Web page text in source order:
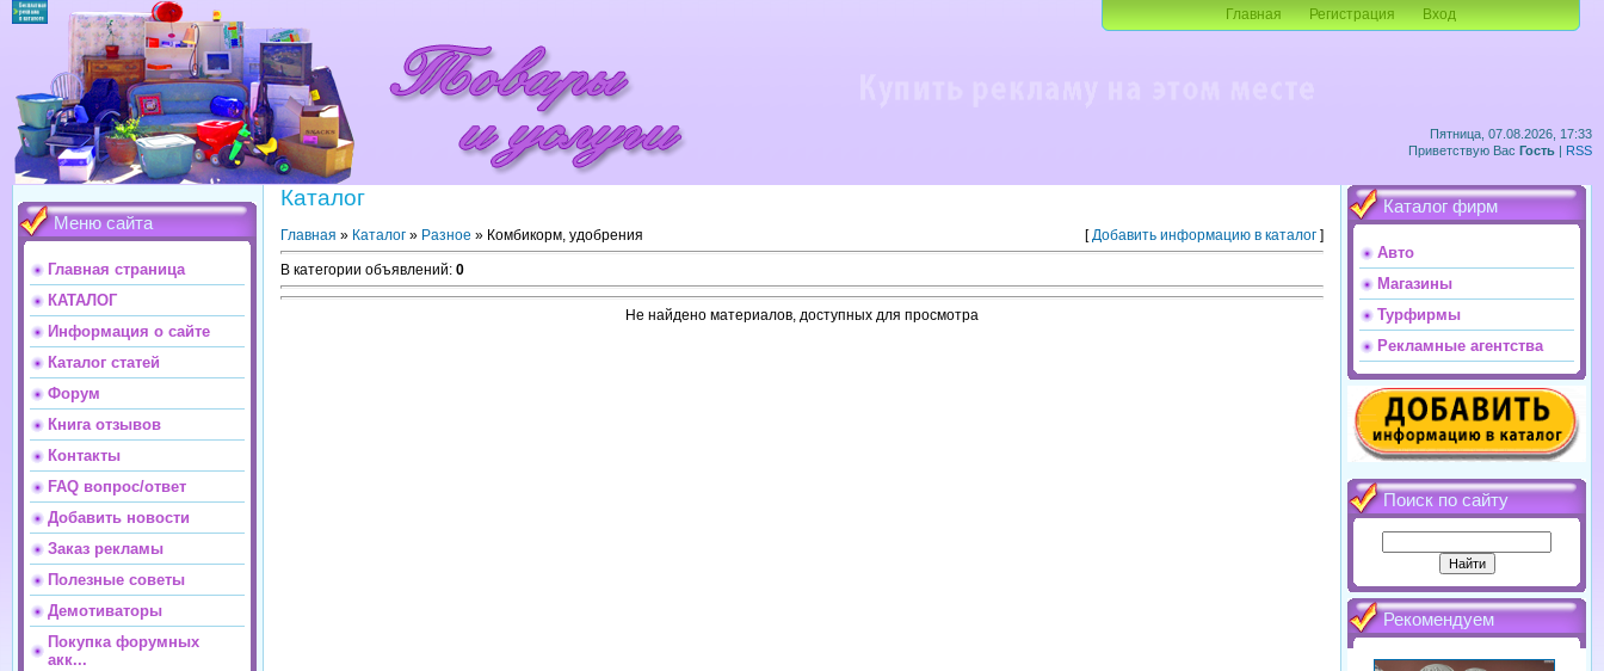
Пятница, 07.08.2026, 17:33
Приветствую Вас Гость | RSS
Главная Регистрация Вход
Меню сайта
Главная страница
КАТАЛОГ
Информация о сайте
Каталог статей
Форум
Книга отзывов
Контакты
FAQ вопрос/ответ
Добавить новости
Заказ рекламы
Полезные советы
Демотиваторы
Покупка форумных
акк...
Каталог
Главная » Каталог » Разное » Комбикорм, удобрения [ Добавить информацию в каталог ]
В категории объявлений: 0
Не найдено материалов, доступных для просмотра
Каталог фирм
Авто
Магазины
Турфирмы
Рекламные агентства
Поиск по сайту
Рекомендуем